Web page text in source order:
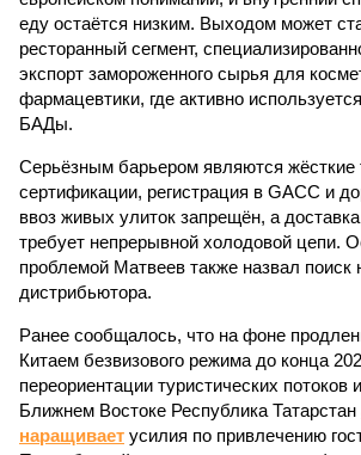
еду остаётся низким. Выходом может
ресторанный сегмент,
экспорт замороженного сырья для
фармацевтики, где активно
БАДы.
Серьёзным барьером являются жёсткие
сертификации, регистрация в GACC и
ввоз живых улиток запрещён, а
требует непрерывной холодовой цепи.
проблемой Матвеев также назвал поиск
дистрибьютора.
Ранее сообщалось, что на фоне
Китаем безвизового режима до конца
переориентации туристических потоков
Ближнем Востоке Республика Татарстан
наращивает усилия по привлечению